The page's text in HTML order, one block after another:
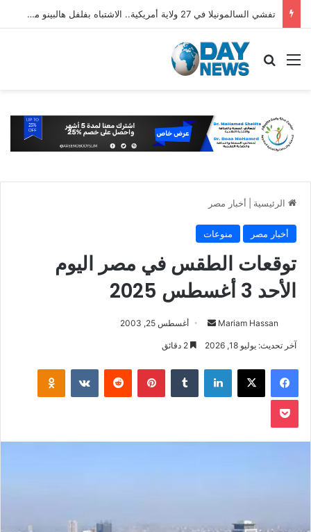
تفشي السالمونيلا في 27 ولاية أمريكية.. الاشتباه بفلفل هالبينو مستورد من المكسيك
القائمة بحث عن
الرئيسية أخبار مصر
أخبار مصر منوعات
توقعات الطقس في مصر اليوم
الأحد 3 أغسطس 2025
Mariam Hassan
أرسل
بريدا
أغسطس 25, 2003
آخر تحديث: يوليو 18, 2026
فيسبوك ‫X لينكدإن بينتيريست
‫Pocket